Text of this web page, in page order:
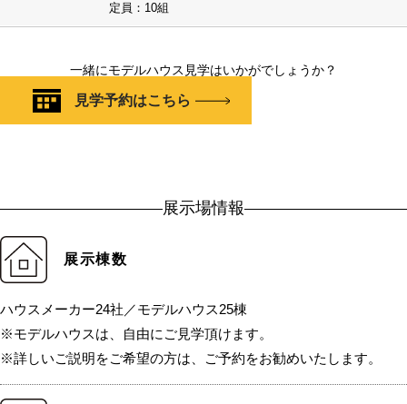
定員：10組
一緒にモデルハウス見学はいかがでしょうか？
見学予約はこちら
展示場情報
展示棟数
ハウスメーカー24社／モデルハウス25棟
※モデルハウスは、自由にご見学頂けます。
※詳しいご説明をご希望の方は、ご予約をお勧めいたします。